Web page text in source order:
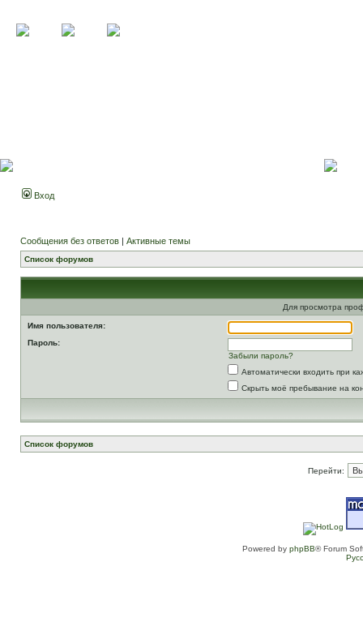
Вход
Сообщения без ответов | Активные темы
Список форумов
Для просмотра
Имя пользователя:
Пароль:
Забыли пароль?
Автоматически входить при
Скрыть моё пребывание на
Список форумов
Перейти:
Powered by phpBB® Forum